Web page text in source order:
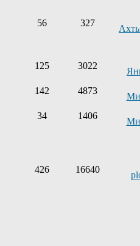
56 327
125 3022
142 4873
34 1406
426 16640